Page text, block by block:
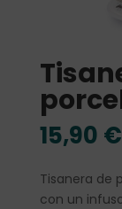
15,90 €
Tisanera de
con un